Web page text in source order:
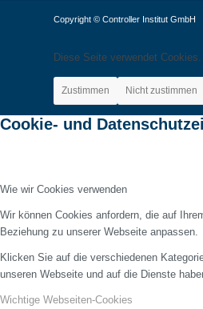
Copyright © Controller Institut GmbH
Diese Seite verwendet
Zustimmen Nicht zustimmen
Cookie- und
Wie wir Cookies verwenden
Wir können Cookies anfordern, die auf
Beziehung zu unserer Webseite anpassen.
Klicken Sie auf die verschiedenen
unseren Webseite und auf die Dienste
Wichtige Webseiten-Cookies